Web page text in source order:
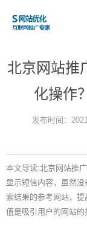
北京网站推
化操作
发布时间：
本文导读:北京网站推
显示短信内容，虽然
索结果的参考网站，
值是吸引用户的网站